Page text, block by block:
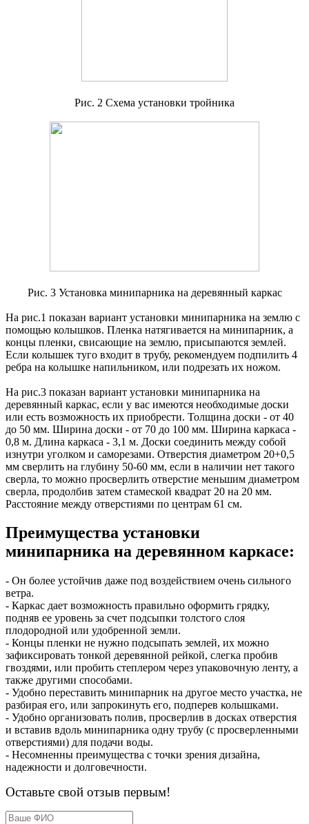
Рис. 2 Схема установки тройника
Рис. 3 Установка минипарника на деревянный каркас
На рис.1 показан вариант установки минипарника на землю с
помощью колышков. Пленка натягивается на минипарник, а
концы пленки, свисающие на землю, присыпаются землей.
Если колышек туго входит в трубу, рекомендуем подпилить 4
ребра на колышке напильником, или подрезать их ножом.
На рис.3 показан вариант установки минипарника на
деревянный каркас, если у вас имеются необходимые доски
или есть возможность их приобрести. Толщина доски - от 40
до 50 мм. Ширина доски - от 70 до 100 мм. Ширина каркаса -
0,8 м. Длина каркаса - 3,1 м. Доски соединить между собой
изнутри уголком и саморезами. Отверстия диаметром 20+0,5
мм сверлить на глубину 50-60 мм, если в наличии нет такого
сверла, то можно просверлить отверстие меньшим диаметром
сверла, продолбив затем стамеской квадрат 20 на 20 мм.
Расстояние между отверстиями по центрам 61 см.
Преимущества установки
минипарника на деревянном каркасе:
- Он более устойчив даже под воздействием очень сильного
ветра.
- Каркас дает возможность правильно оформить грядку,
подняв ее уровень за счет подсыпки толстого слоя
плодородной или удобренной земли.
- Концы пленки не нужно подсыпать землей, их можно
зафиксировать тонкой деревянной рейкой, слегка пробив
гвоздями, или пробить степлером через упаковочную ленту, а
также другими способами.
- Удобно переставить минипарник на другое место участка, не
разбирая его, или запрокинуть его, подперев колышками.
- Удобно организовать полив, просверлив в досках отверстия
и вставив вдоль минипарника одну трубу (с просверленными
отверстиями) для подачи воды.
- Несомненны преимущества с точки зрения дизайна,
надежности и долговечности.
Оставьте свой отзыв первым!